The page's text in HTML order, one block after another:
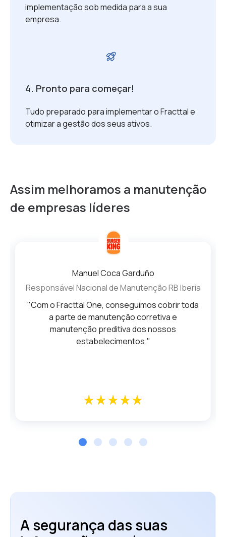
implementação sob medida para a sua
empresa.
4. Pronto para começar!
Tudo preparado para implementar o Fracttal e
otimizar a gestão dos seus ativos.
Assim melhoramos a manutenção
de empresas líderes
Manuel Coca Garduño
Responsável Nacional de Manutenção RB Iberia
"Com o Fracttal One, conseguimos cobrir toda
a parte de manutenção corretiva e
manutenção preditiva dos nossos
estabelecimentos."
star_ratestar_ratestar_ratestar_ratestar_rate
star_ratestar_ratestar_ratestar_ratestar_rate
A segurança das suas